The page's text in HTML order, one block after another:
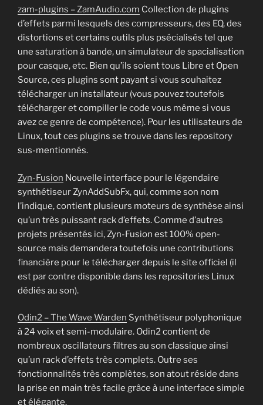
zam-plugins – ZamAudio.com Collection de plugins
d’effets parmi lesquels des compresseurs, des EQ, des
distortions et certains outils plus psécialisés tel que
une saturation à bande, un simulateur de spacialisation
pour casque, etc. Bien qu’ils soient tous Libre et Open
Source, ces plugins sont payant si vous souhaitez
télécharger un installateur (vous pouvez toutefois
télécharger et compiller le code vous même si vous
avez ce genre de compétence). Pour les utilisateurs de
Linux, tout ces plugins se trouve dans les repository
sus-mentionnés.
Zyn-Fusion Nouvelle interface pour le légendaire
synthétiseur ZynAddSubFx, qui, comme son nom
l’indique, contient plusieurs moteurs de synthèse ainsi
qu’un très puissant rack d’effets. Comme d’autres
projets présentés ici, Zyn-Fusion est 100% open-
source mais demandera toutefois une contributions
financière pour le télécharger depuis le site officiel (il
est par contre disponible dans les repositories Linux
dédiés au son).
Odin2 – The Wave Warden Synthétiseur polyphonique
à 24 voix et semi-modulaire. Odin2 contient de
nombreux oscillateurs filtres au son classique ainsi
qu’un rack d’effets très complets. Outre ses
fonctionnalités très complètes, son atout réside dans
la prise en main très facile grâce à une interface simple
et élégante.